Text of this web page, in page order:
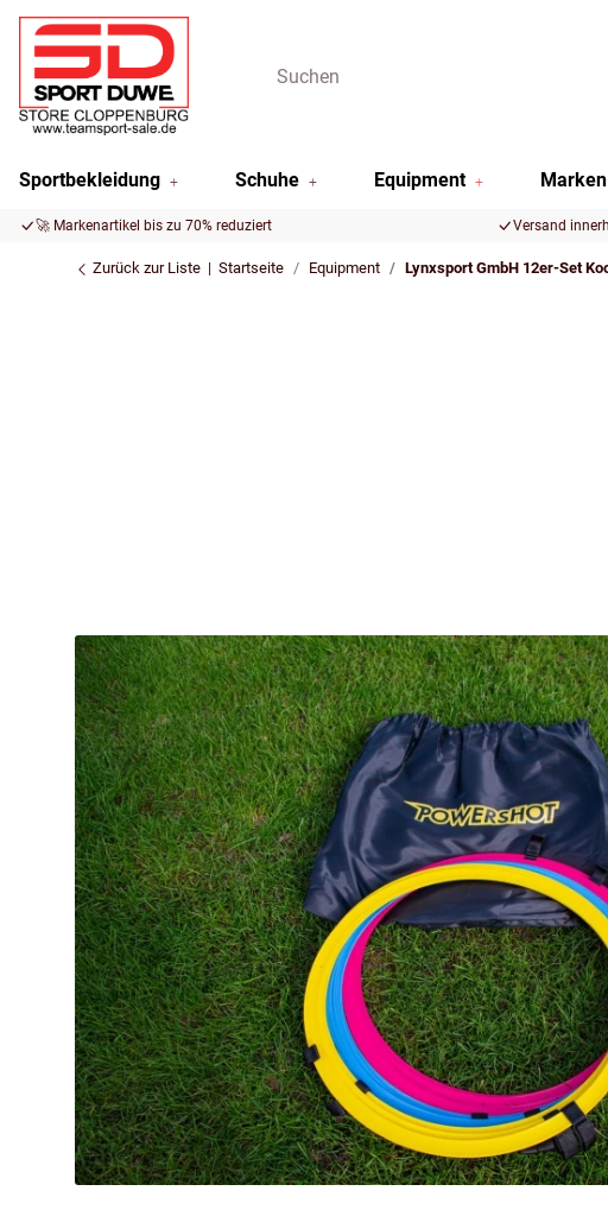
Sportbekleidung Schuhe Equipment Marken
🚀 Markenartikel bis zu 70% reduziert Versand
Zurück zur Liste Startseite Equipment Lynxsport GmbH 12er-Set